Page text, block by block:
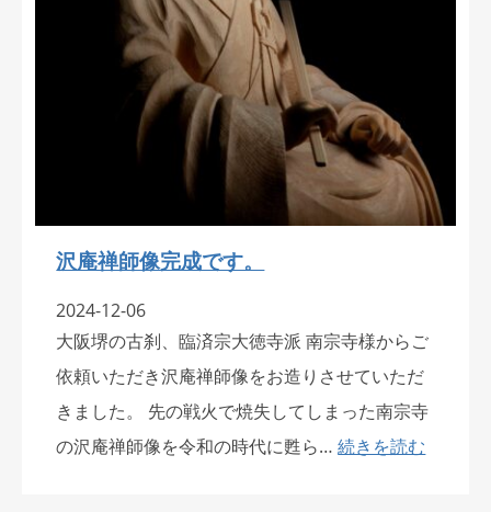
沢庵禅師像完成です。
2024-12-06
大阪堺の古刹、臨済宗大徳寺派 南宗寺様からご
依頼いただき沢庵禅師像をお造りさせていただ
きました。 先の戦火で焼失してしまった南宗寺
の沢庵禅師像を令和の時代に甦ら…続きを読む